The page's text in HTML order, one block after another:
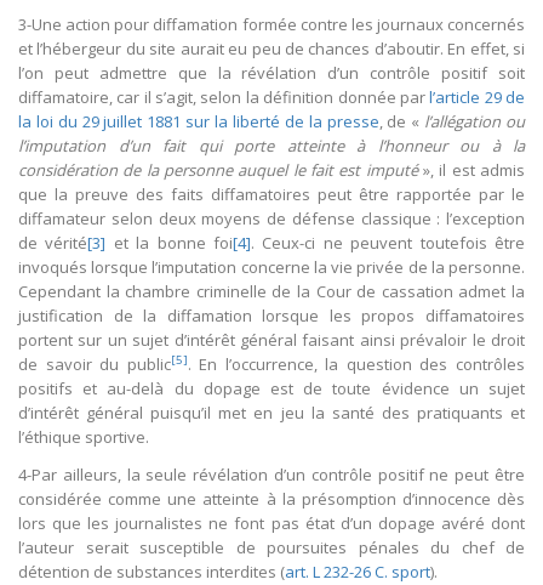
3-Une action pour diffamation formée contre les journaux concernés
et l’hébergeur du site aurait eu peu de chances d’aboutir. En effet, si
l’on peut admettre que la révélation d’un contrôle positif soit
diffamatoire, car il s’agit, selon la définition donnée parl’article 29 de
la loi du 29 juillet 1881 sur la liberté de la presse, de « l’allégation ou
l’imputation d’un fait qui porte atteinte à l’honneur ou à la
considération de la personne auquel le fait est imputé», il est admis
que la preuve des faits diffamatoires peut être rapportée par le
diffamateur selon deux moyens de défense classique : l’exception
de vérité[3] et la bonne foi[4]. Ceux-ci ne peuvent toutefois être
invoqués lorsque l’imputation concerne la vie privée de la personne.
Cependant la chambre criminelle de la Cour de cassation admet la
justification de la diffamation lorsque les propos diffamatoires
portent sur un sujet d’intérêt général faisant ainsi prévaloir le droit
de savoir du public[5]. En l’occurrence, la question des contrôles
positifs et au-delà du dopage est de toute évidence un sujet
d’intérêt général puisqu’il met en jeu la santé des pratiquants et
l’éthique sportive.
4-Par ailleurs, la seule révélation d’un contrôle positif ne peut être
considérée comme une atteinte à la présomption d’innocence dès
lors que les journalistes ne font pas état d’un dopage avéré dont
l’auteur serait susceptible de poursuites pénales du chef de
détention de substances interdites (art. L 232-26 C. sport).